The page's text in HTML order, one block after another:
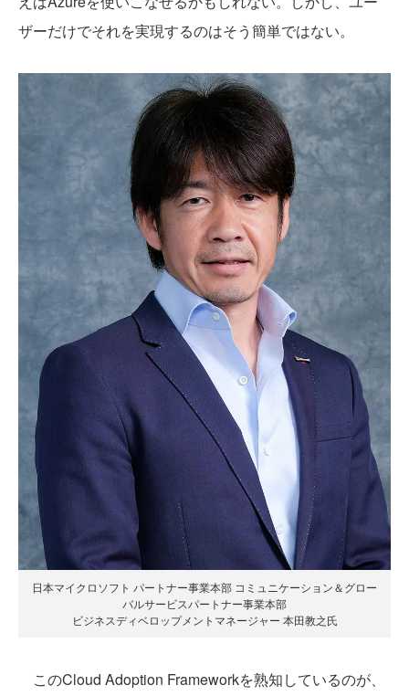
ザーだけでそれを実現するのはそう簡単ではない。
日本マイクロソフト パートナー事業本部 コミュニケーション＆グロー
バルサービスパートナー事業本部
ビジネスディベロップメントマネージャー 本田教之氏
このCloud Adoption Frameworkを熟知しているのが、